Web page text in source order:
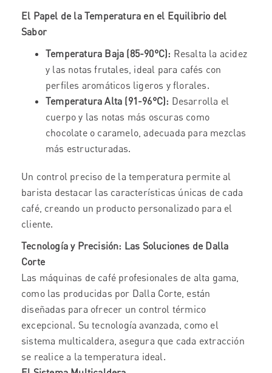
El Papel de la Temperatura en el Equilibrio del
Sabor
Temperatura Baja (85-90°C): Resalta la acidez
y las notas frutales, ideal para cafés con
perfiles aromáticos ligeros y florales.
Temperatura Alta (91-96°C): Desarrolla el
cuerpo y las notas más oscuras como
chocolate o caramelo, adecuada para mezclas
más estructuradas.
Un control preciso de la temperatura permite al
barista destacar las características únicas de cada
café, creando un producto personalizado para el
cliente.
Tecnología y Precisión: Las Soluciones de Dalla
Corte
Las máquinas de café profesionales de alta gama,
como las producidas por Dalla Corte, están
diseñadas para ofrecer un control térmico
excepcional. Su tecnología avanzada, como el
sistema multicaldera, asegura que cada extracción
se realice a la temperatura ideal.